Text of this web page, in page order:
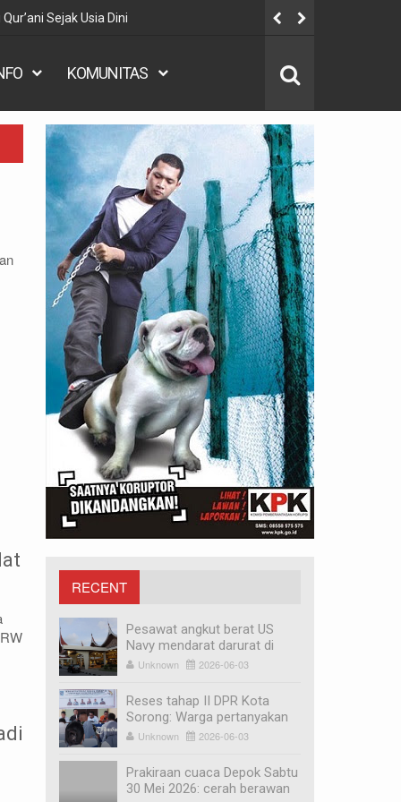
Sejak Usia Dini
KOMUNITAS
RECENT
MEDIA
Pesawat angkut berat US
Navy mendarat darurat di
Bandara Minangkabau,
Unknown 2026-06-03
Reses tahap II DPR Kota
Sorong: Warga pertanyakan
revitalisasi Pasar Remu dan
Unknown 2026-06-03
Prakiraan cuaca Depok Sabtu
30 Mei 2026: cerah berawan